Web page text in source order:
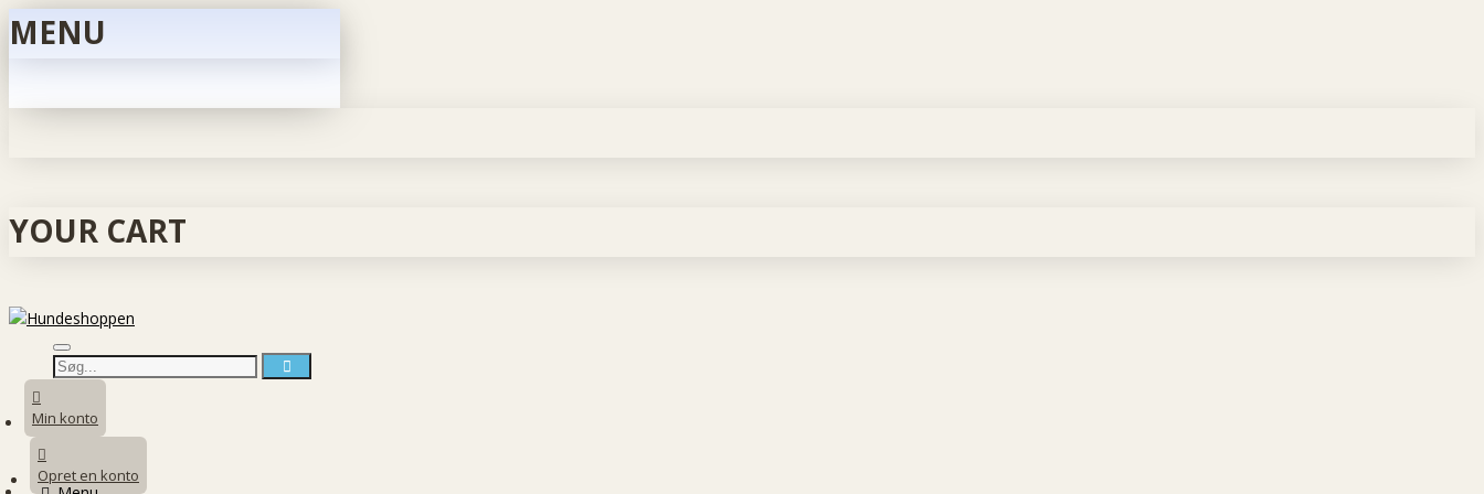
MENU
YOUR CART
Min konto
Opret en konto